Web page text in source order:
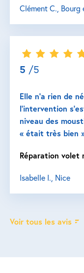
Clément C., Bourg
5 /5
Elle n’a rien de
l’intervention
niveau des
« était très bien
Réparation volet
Isabelle I., Nice
Voir tous les avis